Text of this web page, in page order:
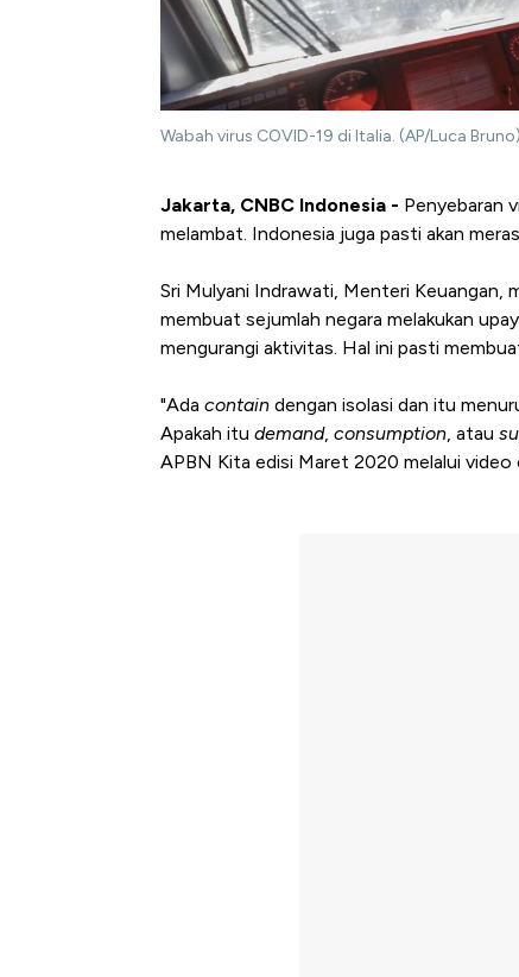
Wabah virus COVID-19 di Italia. (AP/Luca Bruno)
Jakarta, CNBC Indonesia - Penyebaran
melambat. Indonesia juga pasti akan
Sri Mulyani Indrawati, Menteri Keuangan,
membuat sejumlah negara melakukan
mengurangi aktivitas. Hal ini pasti
"Ada contain dengan isolasi dan itu
Apakah itu demand, consumption, atau
APBN Kita edisi Maret 2020 melalui